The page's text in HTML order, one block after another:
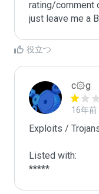
rating/comment
just leave me a
役立つ
c۞g
16年前
Exploits /
Listed with:
*****